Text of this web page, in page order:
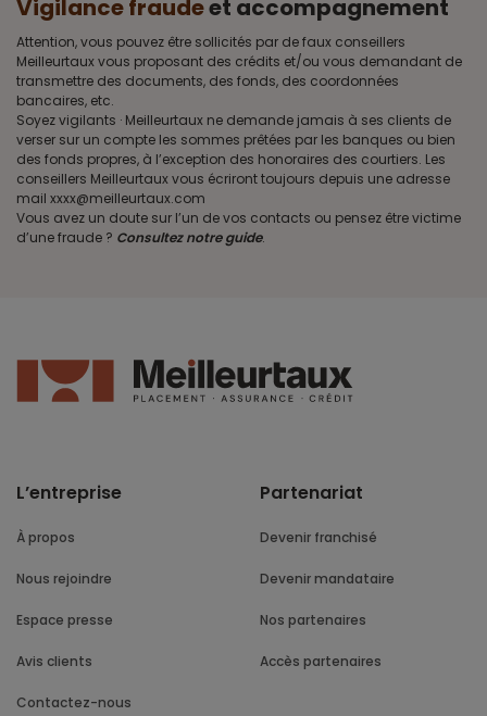
Vigilance fraudeet accompagnement
Attention, vous pouvez être sollicités par de faux conseillers
Meilleurtaux vous proposant des crédits et/ou vous demandant de
transmettre des documents, des fonds, des coordonnées
bancaires, etc.
Soyez vigilants · Meilleurtaux ne demande jamais à ses clients de
verser sur un compte les sommes prêtées par les banques ou bien
des fonds propres, à l’exception des honoraires des courtiers. Les
conseillers Meilleurtaux vous écriront toujours depuis une adresse
mail xxxx@meilleurtaux.com
Vous avez un doute sur l’un de vos contacts ou pensez être victime
d’une fraude ? Consultez notre guide.
L’entreprise
À propos
Nous rejoindre
Espace presse
Avis clients
Contactez-nous
Partenariat
Devenir franchisé
Devenir mandataire
Nos partenaires
Accès partenaires